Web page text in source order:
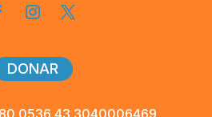
DONAR